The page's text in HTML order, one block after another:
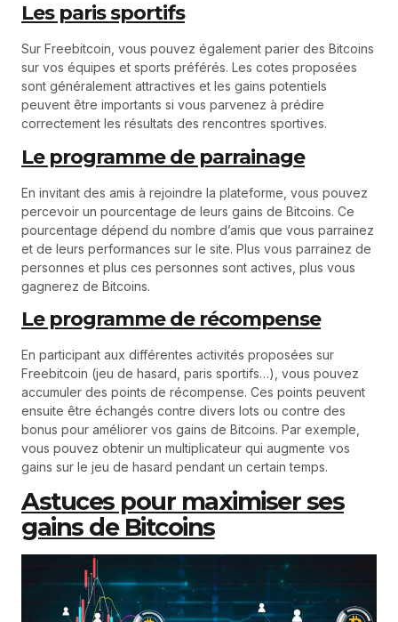
Les paris sportifs
Sur Freebitcoin, vous pouvez également parier des Bitcoins
sur vos équipes et sports préférés. Les cotes proposées
sont généralement attractives et les gains potentiels
peuvent être importants si vous parvenez à prédire
correctement les résultats des rencontres sportives.
Le programme de parrainage
En invitant des amis à rejoindre la plateforme, vous pouvez
percevoir un pourcentage de leurs gains de Bitcoins. Ce
pourcentage dépend du nombre d’amis que vous parrainez
et de leurs performances sur le site. Plus vous parrainez de
personnes et plus ces personnes sont actives, plus vous
gagnerez de Bitcoins.
Le programme de récompense
En participant aux différentes activités proposées sur
Freebitcoin (jeu de hasard, paris sportifs…), vous pouvez
accumuler des points de récompense. Ces points peuvent
ensuite être échangés contre divers lots ou contre des
bonus pour améliorer vos gains de Bitcoins. Par exemple,
vous pouvez obtenir un multiplicateur qui augmente vos
gains sur le jeu de hasard pendant un certain temps.
Astuces pour maximiser ses
gains de Bitcoins